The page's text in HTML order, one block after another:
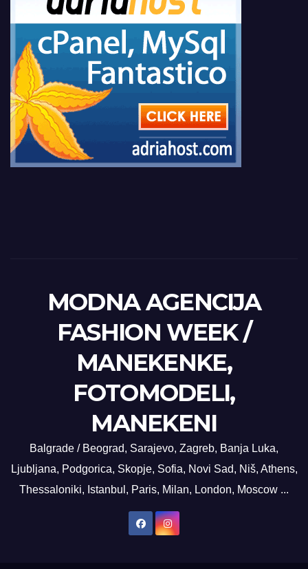
MODNA AGENCIJA
FASHION WEEK /
MANEKENKE,
FOTOMODELI,
MANEKENI
Balgrade / Beograd, Sarajevo, Zagreb, Banja Luka,
Ljubljana, Podgorica, Skopje, Sofia, Novi Sad, Niš, Athens,
Thessaloniki, Istanbul, Paris, Milan, London, Moscow ...